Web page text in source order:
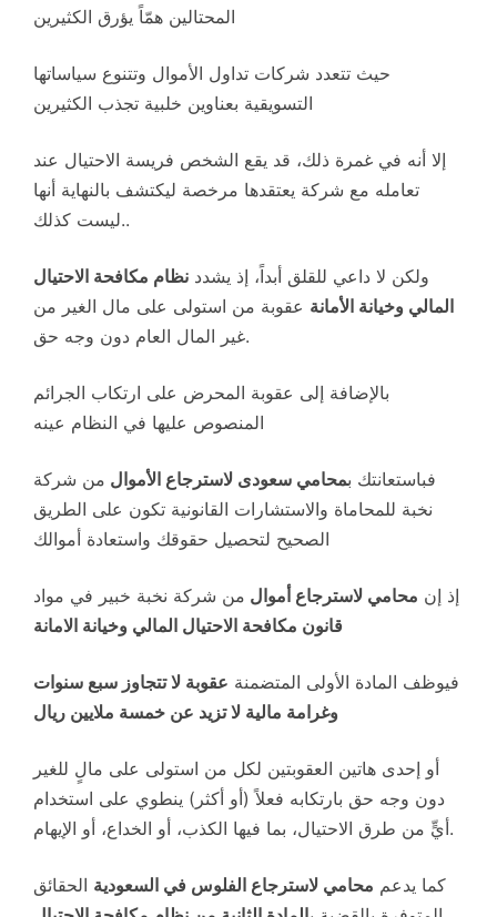
حيث تتعدد شركات تداول الأموال وتتنوع سياساتها
إلا أنه في غمرة ذلك، قد يقع الشخص فريسة الاحتيال عند
تعامله مع شركة يعتقدها مرخصة ليكتشف بالنهاية أنها
ليست كذلك..
ولكن لا داعي للقلق أبداً، إذ يشدد نظام مكافحة الاحتيال
المالي وخيانة الأمانة عقوبة من استولى على مال الغير من
غير المال العام دون وجه حق.
بالإضافة إلى عقوبة المحرض على ارتكاب الجرائم
المنصوص عليها في النظام عينه
فباستعانتك بمحامي سعودى لاسترجاع الأموال من شركة
نخبة للمحاماة والاستشارات القانونية تكون على الطريق
الصحيح لتحصيل حقوقك واستعادة أموالك
إذ إن محامي لاسترجاع أموال من شركة نخبة خبير في مواد
فيوظف المادة الأولى المتضمنة عقوبة لا تتجاوز سبع سنوات
أو إحدى هاتين العقوبتين لكل من استولى على مالٍ للغير
دون وجه حق بارتكابه فعلاً (أو أكثر) ينطوي على استخدام
أيٍّ من طرق الاحتيال، بما فيها الكذب، أو الخداع، أو الإيهام.
كما يدعم محامي لاسترجاع الفلوس في السعودية الحقائق